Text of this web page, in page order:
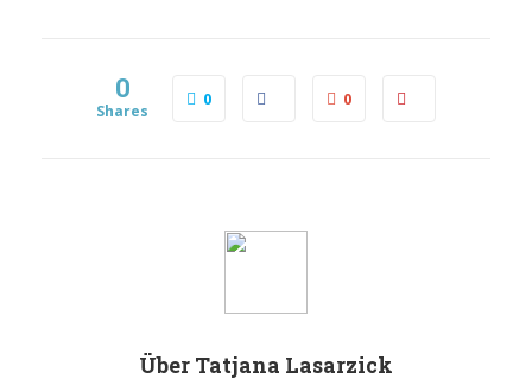
0
Shares
0 0
Über Tatjana Lasarzick